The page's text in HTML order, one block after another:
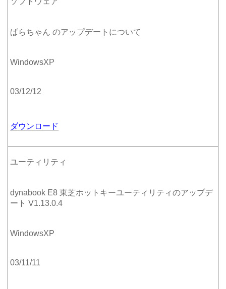
ぱらちゃん のアップデートについて
WindowsXP
03/12/12
ダウンロード
ユーティリティ
dynabook E8 東芝ホットキーユーティリティのアップデ
ート V1.13.0.4
WindowsXP
03/11/11